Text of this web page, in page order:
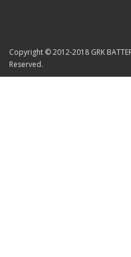
Copyright © 2012-2018 GRK
Reserved.